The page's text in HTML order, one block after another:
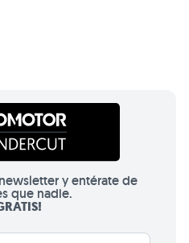
y entérate de
que nadie.